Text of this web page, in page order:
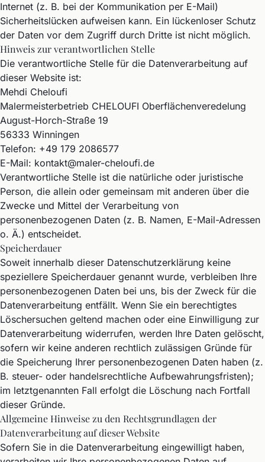
Internet (z. B. bei der Kommunikation per E-Mail)
Sicherheitslücken aufweisen kann. Ein lückenloser Schutz
der Daten vor dem Zugriff durch Dritte ist nicht möglich.
Hinweis zur verantwortlichen Stelle
Die verantwortliche Stelle für die Datenverarbeitung auf
dieser Website ist:
Mehdi Cheloufi
Malermeisterbetrieb CHELOUFI Oberflächenveredelung
August-Horch-Straße 19
56333 Winningen
Telefon: +49 179 2086577
E-Mail: kontakt@maler-cheloufi.de
Verantwortliche Stelle ist die natürliche oder juristische
Person, die allein oder gemeinsam mit anderen über die
Zwecke und Mittel der Verarbeitung von
personenbezogenen Daten (z. B. Namen, E-Mail-Adressen
o. Ä.) entscheidet.
Speicherdauer
Soweit innerhalb dieser Datenschutzerklärung keine
speziellere Speicherdauer genannt wurde, verbleiben Ihre
personenbezogenen Daten bei uns, bis der Zweck für die
Datenverarbeitung entfällt. Wenn Sie ein berechtigtes
Löschersuchen geltend machen oder eine Einwilligung zur
Datenverarbeitung widerrufen, werden Ihre Daten gelöscht,
sofern wir keine anderen rechtlich zulässigen Gründe für
die Speicherung Ihrer personenbezogenen Daten haben (z.
B. steuer- oder handelsrechtliche Aufbewahrungsfristen);
im letztgenannten Fall erfolgt die Löschung nach Fortfall
dieser Gründe.
Allgemeine Hinweise zu den Rechtsgrundlagen der
Datenverarbeitung auf dieser Website
Sofern Sie in die Datenverarbeitung eingewilligt haben,